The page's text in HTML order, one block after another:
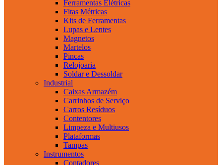
Ferramentas Elétricas
Fitas Métricas
Kits de Ferramentas
Lupas e Lentes
Magnetos
Martelos
Pincas
Relojoaria
Soldar e Dessoldar
Industrial
Caixas Armazém
Carrinhos de Serviço
Carros Resíduos
Contentores
Limpeza e Multiusos
Plataformas
Tampas
Instrumentos
Contadores